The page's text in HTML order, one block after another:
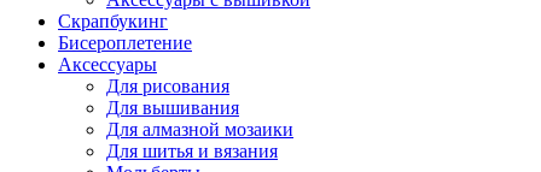
Скрапбукинг
Бисероплетение
Аксессуары
Для рисования
Для вышивания
Для алмазной мозаики
Для шитья и вязания